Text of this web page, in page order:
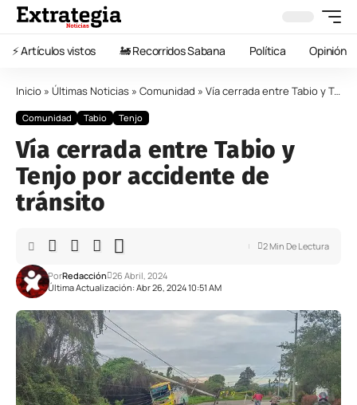
⚡️ Artículos vistos 🚂 Recorridos Sabana Política Opinión
Inicio » Últimas Noticias » Comunidad » Vía cerrada entre Tabio y Tenjo por accidente de tránsito
Comunidad Tabio Tenjo
Vía cerrada entre Tabio y
Tenjo por accidente de
tránsito
Última Actualización: Abr 26, 2024 10:51 AM
PorRedacción 26 Abril, 2024
2 Min De Lectura